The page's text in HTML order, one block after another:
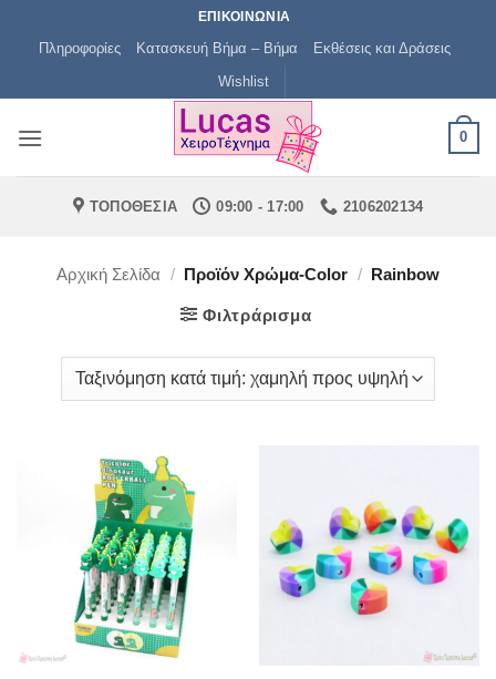
ΕΠΙΚΟΙΝΩΝΙΑ
Πληροφορίες Κατασκευή Βήμα – Βήμα
Εκθέσεις και Δράσεις
Wishlist
0
ΤΟΠΟΘΕΣΙΑ 09:00 - 17:00 2106202134
Αρχική Σελίδα / Προϊόν Χρώμα-Color / Rainbow
Φιλτράρισμα